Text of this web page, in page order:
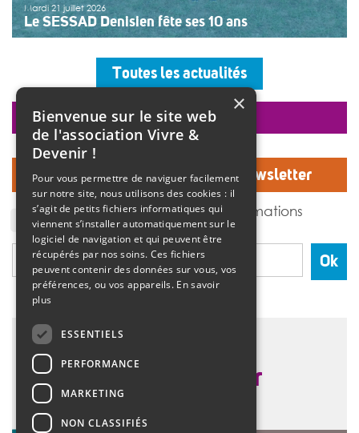
Mardi 21 juillet 2026
Le SESSAD Denisien fête ses 10 ans
accueillaient les invités autour d’un buffet, dans une
ambiance musicale live assurée par un groupe de
musiciens. Christine Manadi, directrice du SESSAD
depuis sa création, est revenue sur l’histoire […]
>>Lire la suite
Toutes les actualités
Inscrivez-vous à notre Newsletter
J'accepte de recevoir des informations
de l'association Vivre et devenir.
Ok
faire un don
×
Bienvenue sur le site web
de l'association Vivre &
Devenir !
Pour vous permettre de naviguer facilement
sur notre site, nous utilisons des cookies : il
s’agit de petits fichiers informatiques qui
viennent s’installer automatiquement sur le
logiciel de navigation et qui peuvent être
récupérés par nos soins. Ces fichiers
peuvent contenir des données sur vous, vos
préférences, ou vos appareils. En savoir
plus
ESSENTIELS
PERFORMANCE
MARKETING
NON CLASSIFIÉS